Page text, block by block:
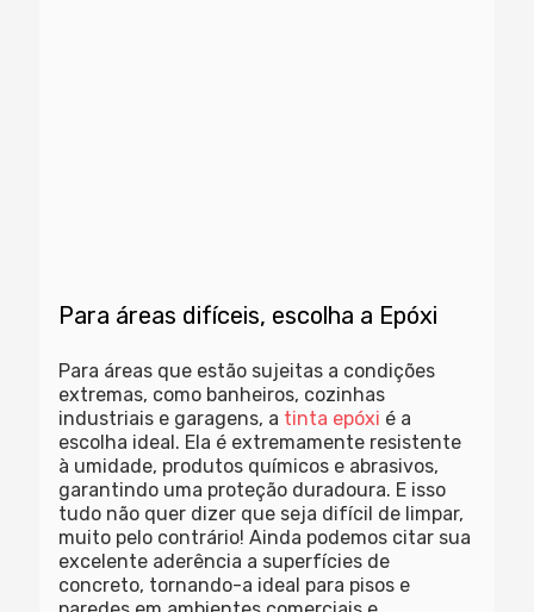
Para áreas difíceis, escolha a Epóxi
Para áreas que estão sujeitas a condições
extremas, como banheiros, cozinhas
industriais e garagens, a tinta epóxi é a
escolha ideal. Ela é extremamente resistente
à umidade, produtos químicos e abrasivos,
garantindo uma proteção duradoura. E isso
tudo não quer dizer que seja difícil de limpar,
muito pelo contrário! Ainda podemos citar sua
excelente aderência a superfícies de
concreto, tornando-a ideal para pisos e